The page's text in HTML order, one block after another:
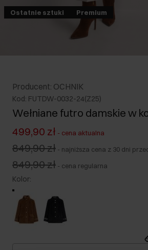
Ostatnie sztuki Premium
Producent: OCHNIK
Kod: FUTDW-0032-24(Z25)
Wełniane futro damskie w
499,90 zł - cena aktualna
849,90 zł - najniższa cena z 30 dni
849,90 zł - cena regularna
Kolor: